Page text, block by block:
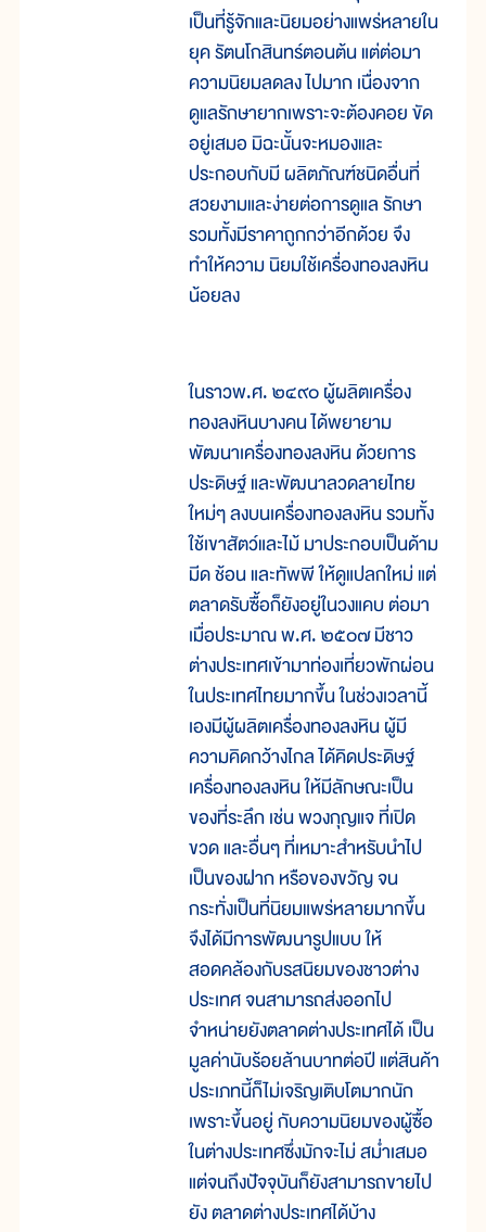
เป็นที่รู้จักและนิยมอย่างแพร่หลายใน
ยุค รัตนโกสินทร์ตอนต้น แต่ต่อมา
ความนิยมลดลง ไปมาก เนื่องจาก
ดูแลรักษายากเพราะจะต้องคอย ขัด
อยู่เสมอ มิฉะนั้นจะหมองและ
ประกอบกับมี ผลิตภัณฑ์ชนิดอื่นที่
สวยงามและง่ายต่อการดูแล รักษา
รวมทั้งมีราคาถูกกว่าอีกด้วย จึง
ทำให้ความ นิยมใช้เครื่องทองลงหิน
น้อยลง
ในราวพ.ศ. ๒๔๙๐ ผู้ผลิตเครื่อง
ทองลงหินบางคน ได้พยายาม
พัฒนาเครื่องทองลงหิน ด้วยการ
ประดิษฐ์ และพัฒนาลวดลายไทย
ใหม่ๆ ลงบนเครื่องทองลงหิน รวมทั้ง
ใช้เขาสัตว์และไม้ มาประกอบเป็นด้าม
มีด ช้อน และทัพพี ให้ดูแปลกใหม่ แต่
ตลาดรับซื้อก็ยังอยู่ในวงแคบ ต่อมา
เมื่อประมาณ พ.ศ. ๒๕๐๗ มีชาว
ต่างประเทศเข้ามาท่องเที่ยวพักผ่อน
ในประเทศไทยมากขึ้น ในช่วงเวลานี้
เองมีผู้ผลิตเครื่องทองลงหิน ผู้มี
ความคิดกว้างไกล ได้คิดประดิษฐ์
เครื่องทองลงหิน ให้มีลักษณะเป็น
ของที่ระลึก เช่น พวงกุญแจ ที่เปิด
ขวด และอื่นๆ ที่เหมาะสำหรับนำไป
เป็นของฝาก หรือของขวัญ จน
กระทั่งเป็นที่นิยมแพร่หลายมากขึ้น
จึงได้มีการพัฒนารูปแบบ ให้
สอดคล้องกับรสนิยมของชาวต่าง
ประเทศ จนสามารถส่งออกไป
จำหน่ายยังตลาดต่างประเทศได้ เป็น
มูลค่านับร้อยล้านบาทต่อปี แต่สินค้า
ประเภทนี้ก็ไม่เจริญเติบโตมากนัก
เพราะขึ้นอยู่ กับความนิยมของผู้ซื้อ
ในต่างประเทศซึ่งมักจะไม่ สม่ำเสมอ
แต่จนถึงปัจจุบันก็ยังสามารถขายไป
ยัง ตลาดต่างประเทศได้บ้าง